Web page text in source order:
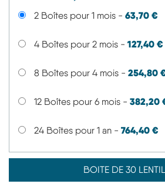
2 Boîtes pour 1 mois - 63,70 €
4 Boîtes pour 2 mois - 127,40 €
8 Boîtes pour 4 mois - 254,80
12 Boîtes pour 6 mois - 382,20
24 Boîtes pour 1 an - 764,40 €
BOITE DE 30